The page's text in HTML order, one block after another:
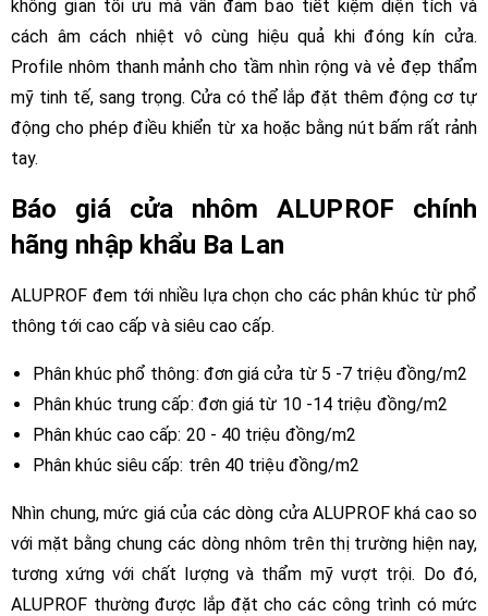
không gian tối ưu mà vẫn đảm bảo tiết kiệm diện tích và
cách âm cách nhiệt vô cùng hiệu quả khi đóng kín cửa.
Profile nhôm thanh mảnh cho tầm nhìn rộng và vẻ đẹp thẩm
mỹ tinh tế, sang trọng. Cửa có thể lắp đặt thêm động cơ tự
động cho phép điều khiển từ xa hoặc bằng nút bấm rất rảnh
tay.
Báo giá cửa nhôm ALUPROF chính
hãng nhập khẩu Ba Lan
ALUPROF đem tới nhiều lựa chọn cho các phân khúc từ phổ
thông tới cao cấp và siêu cao cấp.
Phân khúc phổ thông: đơn giá cửa từ 5 -7 triệu đồng/m2
Phân khúc trung cấp: đơn giá từ 10 -14 triệu đồng/m2
Phân khúc cao cấp: 20 - 40 triệu đồng/m2
Phân khúc siêu cấp: trên 40 triệu đồng/m2
Nhìn chung, mức giá của các dòng cửa ALUPROF khá cao so
với mặt bằng chung các dòng nhôm trên thị trường hiện nay,
tương xứng với chất lượng và thẩm mỹ vượt trội. Do đó,
ALUPROF thường được lắp đặt cho các công trình có mức